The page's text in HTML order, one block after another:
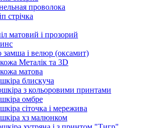
проволока
стрічка
матовий і прозорий
замша і велюр (оксамит)
Металік та 3D
матова
блискуча
з кольоровими принтами
омбре
сіточка і мережива
хз малюнком